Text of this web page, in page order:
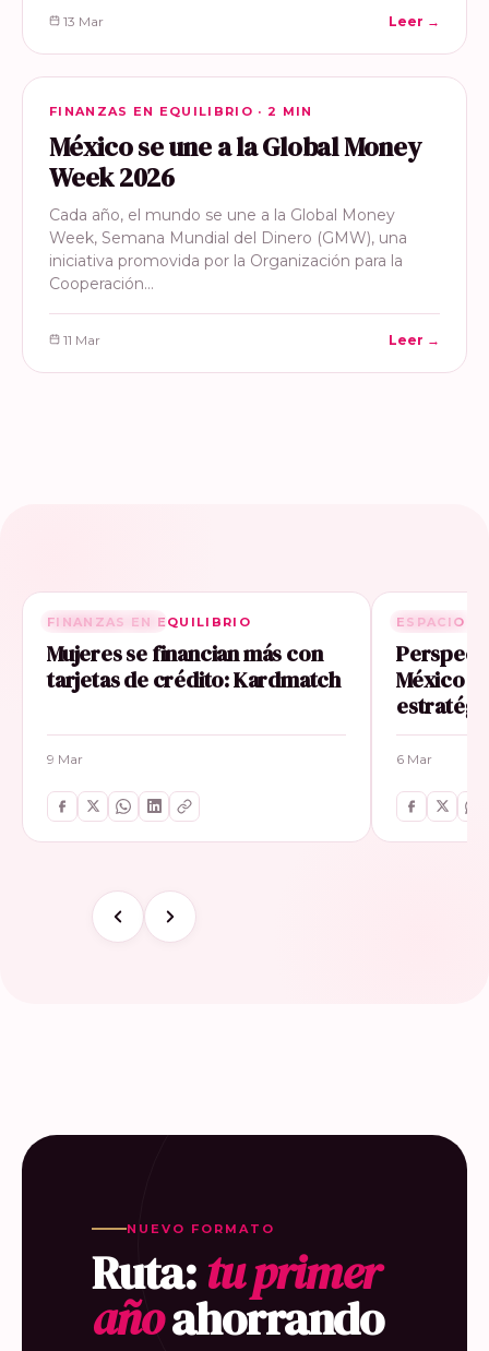
13 Mar Leer →
FINANZAS EN EQUILIBRIO
FINANZAS EN EQUILIBRIO · 2 MIN
México se une a la Global Money
Week 2026
Cada año, el mundo se une a la Global Money
Week, Semana Mundial del Dinero (GMW), una
iniciativa promovida por la Organización para la
Cooperación…
11 Mar Leer →
RELACIONADA
FINANZAS EN EQUILIBRIO
Mujeres se financian más con
tarjetas de crédito: Kardmatch
9 Mar
ESPACIO
México
6 Mar
NUEVO FORMATO
Ruta:tu primer
añoahorrando